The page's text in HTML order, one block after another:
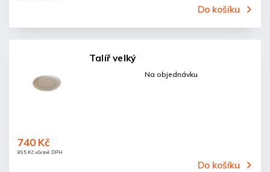
Do košíku
Talíř velký
Na objednávku
895 Kč včetně DPH
740 Kč
Do košíku